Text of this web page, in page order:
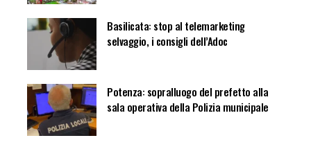
Basilicata: stop al telemarketing
selvaggio, i consigli dell’Adoc
Potenza: sopralluogo del prefetto alla
sala operativa della Polizia municipale